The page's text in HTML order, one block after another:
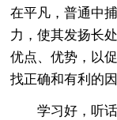
在平凡，普通中
力，使其发扬长
优点、优势，以
找正确和有利的
学习好，听